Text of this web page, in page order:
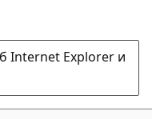
Internet Explorer и